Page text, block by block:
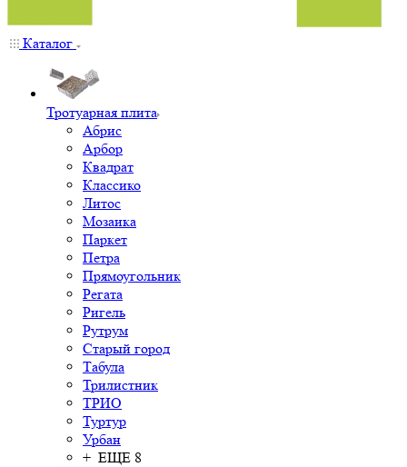
Каталог
Тротуарная плита
Абрис
Арбор
Квадрат
Классико
Литос
Мозаика
Паркет
Петра
Прямоугольник
Регата
Ригель
Рутрум
Старый город
Табула
Трилистник
ТРИО
Туртур
Урбан
+ ЕЩЕ 8